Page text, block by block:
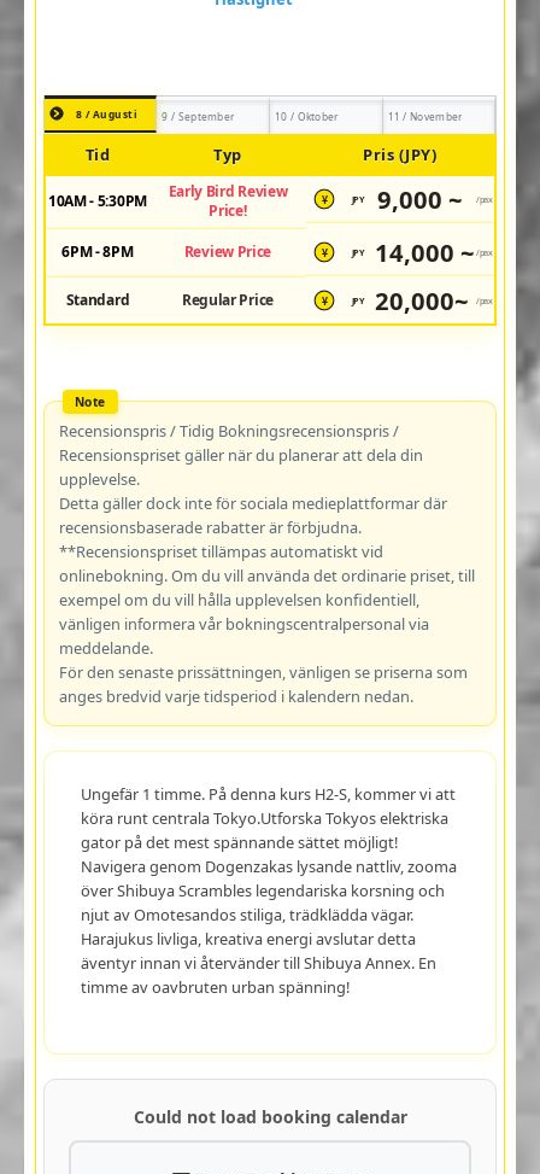
8 / Augusti 9 / September 10 / Oktober 11 / November
Tid Typ Pris (JPY)
10AM - 5:30PM
Early Bird Review
Price!
¥ JPY 9,000 ~ /pax
6PM - 8PM Review Price ¥ JPY 14,000 ~ /pax
Standard Regular Price ¥ JPY 20,000~ /pax
Recensionspris / Tidig Bokningsrecensionspris /
Recensionspriset gäller när du planerar att dela din
upplevelse.
Detta gäller dock inte för sociala medieplattformar där
recensionsbaserade rabatter är förbjudna.
**Recensionspriset tillämpas automatiskt vid
onlinebokning. Om du vill använda det ordinarie priset, till
exempel om du vill hålla upplevelsen konfidentiell,
vänligen informera vår bokningscentralpersonal via
meddelande.
För den senaste prissättningen, vänligen se priserna som
anges bredvid varje tidsperiod i kalendern nedan.
Ungefär 1 timme. På denna kurs H2-S, kommer vi att
köra runt centrala Tokyo.Utforska Tokyos elektriska
gator på det mest spännande sättet möjligt!
Navigera genom Dogenzakas lysande nattliv, zooma
över Shibuya Scrambles legendariska korsning och
njut av Omotesandos stiliga, trädklädda vägar.
Harajukus livliga, kreativa energi avslutar detta
äventyr innan vi återvänder till Shibuya Annex. En
timme av oavbruten urban spänning!
Could not load booking calendar